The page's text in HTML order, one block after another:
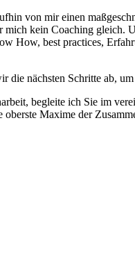
von mir einen
kein Coaching gleich.
How, best practices,
die nächsten Schritte ab,
begleite ich Sie im
Maxime der